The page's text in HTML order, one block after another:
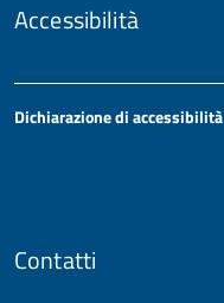
Accessibilità
Dichiarazione di accessibilità
Contatti